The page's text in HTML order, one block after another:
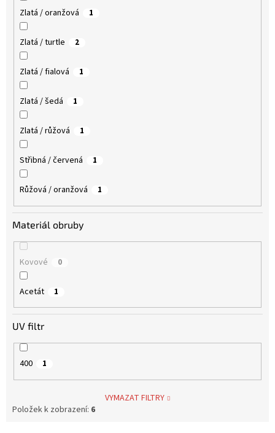
Zlatá / oranžová 1
Zlatá / turtle 2
Zlatá / fialová 1
Zlatá / šedá 1
Zlatá / růžová 1
Střibná / červená 1
Růžová / oranžová 1
Materiál obruby
Kovové 0
Acetát 1
UV filtr
400 1
VYMAZAT FILTRY
Položek k zobrazení: 6